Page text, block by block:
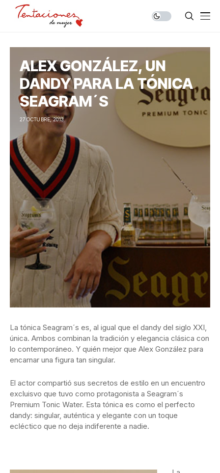
ALEX GONZÁLEZ, UN
DANDY PARA LA TÓNICA
SEAGRAM´S
27 OCTUBRE, 2013
La tónica Seagram´s es, al igual que el dandy del siglo XXI,
única. Ambos combinan la tradición y elegancia clásica con
lo contemporáneo. Y quién mejor que Alex González para
encarnar una figura tan singular.
El actor compartió sus secretos de estilo en un encuentro
excluisvo que tuvo como protagonista a Seagram´s
Premium Tonic Water. Esta tónica es como el perfecto
dandy: singular, auténtica y elegante con un toque
ecléctico que no deja indiferente a nadie.